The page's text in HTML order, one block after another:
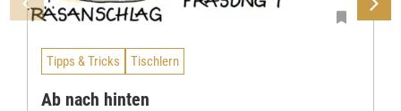
Tipps & Tricks Tischlern
Ab nach hinten